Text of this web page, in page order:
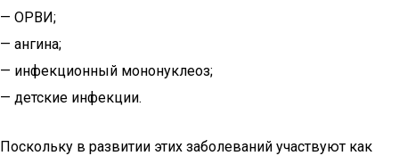
— ОРВИ;
— ангина;
— инфекционный мононуклеоз;
— детские инфекции.
Поскольку в развитии этих заболеваний участвуют как